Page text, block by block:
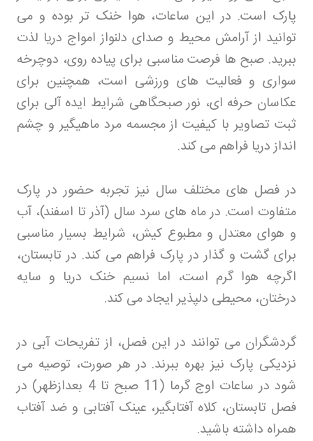
پارک است. در این ساعات، هوا خنک تر بوده و می
توانید از آرامش محیط و صدای دلنواز امواج دریا لذت
ببرید. صبح ها فرصت مناسبی برای پیاده روی، دوچرخه
سواری و فعالیت های ورزشی است، همچنین برای
عکاسان حرفه ای، نور صبحگاهی شرایط ایده آلی برای
ثبت تصاویر با کیفیت از مجسمه مرد ماهیگیر و چشم
انداز دریا فراهم می کند.
در فصل های مختلف سال نیز تجربه حضور در پارک
متفاوت است. در ماه های سرد سال (آذر تا اسفند)، آب
و هوای معتدل و مطبوع کیش، شرایط بسیار مناسبی
برای گشت و گذار در پارک فراهم می کند. در تابستان،
اگرچه هوا گرم است، اما نسیم خنک دریا و سایه
درختان، محیطی دلپذیر ایجاد می کند.
گردشگران می توانند در این فصل، از تفریحات آبی در
نزدیکی پارک نیز بهره ببرند. در هر صورت، توصیه می
شود در ساعات اوج گرما (11 صبح تا 4 بعدازظهر) در
فصل تابستان، کلاه آفتابگیر، عینک آفتابی و ضد آفتاب
همراه داشته باشید.